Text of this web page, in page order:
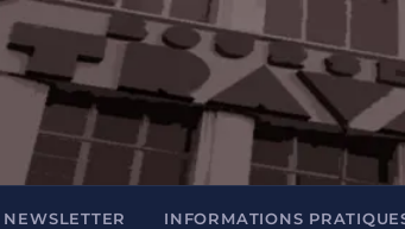
NEWSLETTER INFORMATIONS